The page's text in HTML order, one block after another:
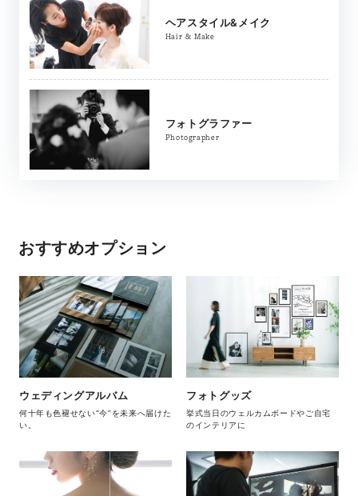
ヘアスタイル&メイク
Hair & Make
フォトグラファー
Photographer
おすすめオプション
ウェディングアルバム
何十年も色褪せない“今”を未来へ届けた
い。
フォトグッズ
挙式当日のウェルカムボードやご自宅
のインテリアに